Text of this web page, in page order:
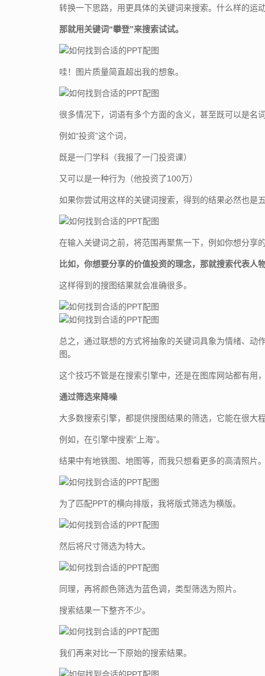
转换一下思路，用更具体的关键词来搜索。什么样的运
那就用关键词“攀登”来搜索试试。
哇！图片质量简直超出我的想象。
很多情况下，词语有多个方面的含义，甚至既可以是名
例如“投资”这个词，
既是一门学科（我报了一门投资课）
又可以是一种行为（他投资了100万）
如果你尝试用这样的关键词搜索，得到的结果必然也是
在输入关键词之前，将范围再聚焦一下，例如你想分享
比如，你想要分享的价值投资的理念，那就搜索代表人
这样得到的搜图结果就会准确很多。
总之，通过联想的方式将抽象的关键词具象为情绪、动
图。
这个技巧不管是在搜索引擎中，还是在图库网站都有用
通过筛选来降噪
大多数搜索引擎，都提供搜图结果的筛选，它能在很大
例如，在引擎中搜索“上海”。
结果中有地铁图、地图等，而我只想看更多的高清照片
为了匹配PPT的横向排版，我将版式筛选为横版。
然后将尺寸筛选为特大。
同理，再将颜色筛选为蓝色调，类型筛选为照片。
搜索结果一下整齐不少。
我们再来对比一下原始的搜索结果。